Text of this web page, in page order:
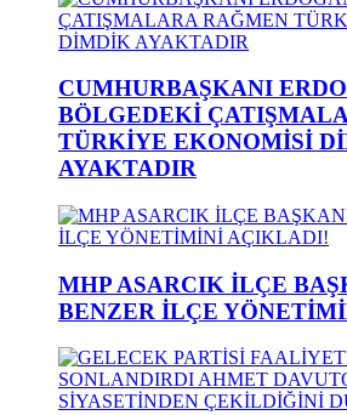
CUMHURBAŞKANI
BÖLGEDEKİ
TÜRKİYE EKONOMİSİ
AYAKTADIR
MHP ASARCIK İLÇE
BENZER İLÇE